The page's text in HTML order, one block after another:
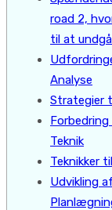
road 2,
til at
Analyse
Strategier
Teknik
Teknikker
Udvikling